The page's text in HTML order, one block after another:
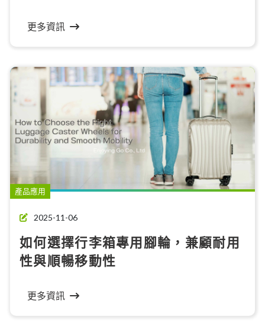
更多資訊
產品應用
2025-11-06
如何選擇行李箱專用腳輪，兼顧耐用
性與順暢移動性
更多資訊